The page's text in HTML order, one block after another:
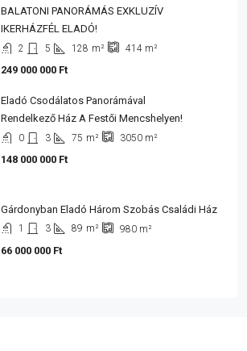
BALATONI PANORÁMÁS EXKLUZÍV
IKERHÁZFÉL ELADÓ!
2 5 128 m² 414 m²
249 000 000 Ft
Eladó Csodálatos Panorámával
Rendelkező Ház A Festői Mencshelyen!
0 3 75 m² 3050 m²
148 000 000 Ft
Gárdonyban Eladó Három Szobás Családi Ház
1 3 89 m² 980 m²
66 000 000 Ft